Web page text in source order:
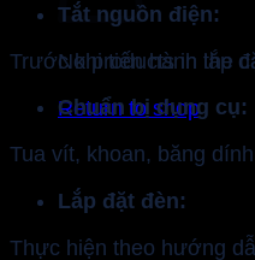
No products in the
Return to shop
Tắt nguồn điện:
Trước khi tiến hành lắp
Chuẩn bị dụng cụ:
Tua vít, khoan, băng
Lắp đặt đèn:
Thực hiện theo hướng